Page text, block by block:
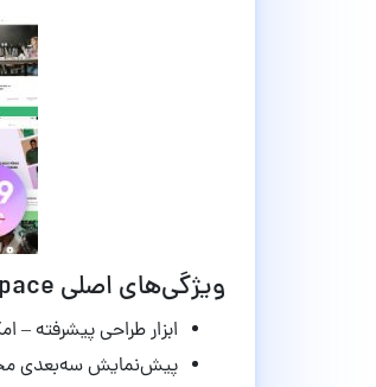
ویژگی‌های اصلی TeeSpace – نسخه 1.6.4:
ابزار طراحی پیشرفته
پیش‌نمایش سه‌بعدی